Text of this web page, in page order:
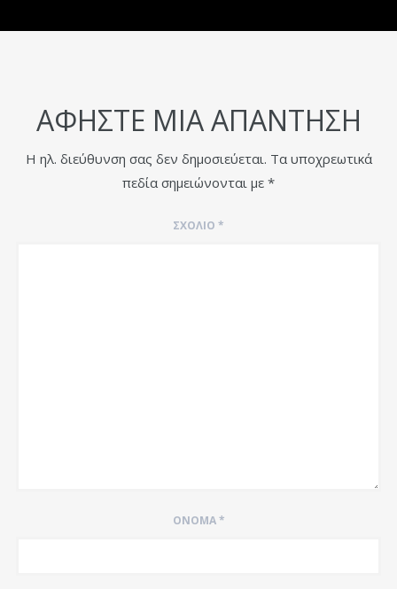
ΑΦΉΣΤΕ ΜΙΑ ΑΠΆΝΤΗΣΗ
Η ηλ. διεύθυνση σας δεν δημοσιεύεται. Τα υποχρεωτικά
πεδία σημειώνονται με *
ΣΧΌΛΙΟ *
ΌΝΟΜΑ*